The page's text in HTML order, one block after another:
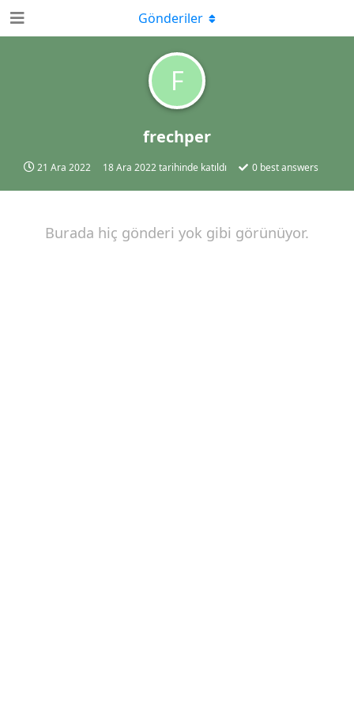
F
frechper
21 Ara 2022 18 Ara 2022tarihinde katıldı 0 best answers
Gönderiler
Burada hiç gönderi yok gibi görünüyor.